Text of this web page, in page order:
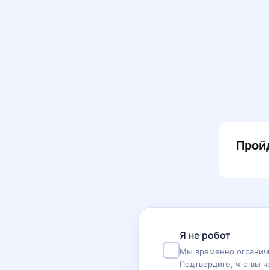
Я не робот
Мы временно
Подтвердите, что вы